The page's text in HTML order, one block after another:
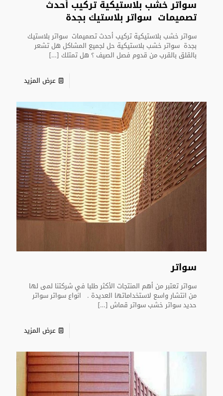
سواتر خشب بلاستيكية تركيب أحدث
تصميمات سواتر بلاستيك بجدة
سواتر خشب بلاستيكية تركيب أحدث تصميمات سواتر بلاستيك
بجدة سواتر خشب بلاستيكية حل لجميع المشاكل هل تشعر
بالقلق بالقرب من قدوم فصل الصيف ؟ هل تمتلك […]
عرض المزيد
سواتر
سواتر تعتبر من أهم المنتجات الأكثر طلبا في شركتنا لمى لها
من انتشار واسع لاستخداماتها العديدة . انواع سواتر سواتر
حديد سواتر خشب سواتر قماش […]
عرض المزيد